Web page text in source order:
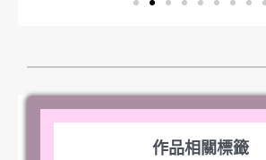
作品相關標籤